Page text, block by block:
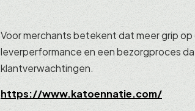
Voor merchants betekent dat meer grip
leverperformance en een bezorgproces
klantverwachtingen.
https://www.katoennatie.com/